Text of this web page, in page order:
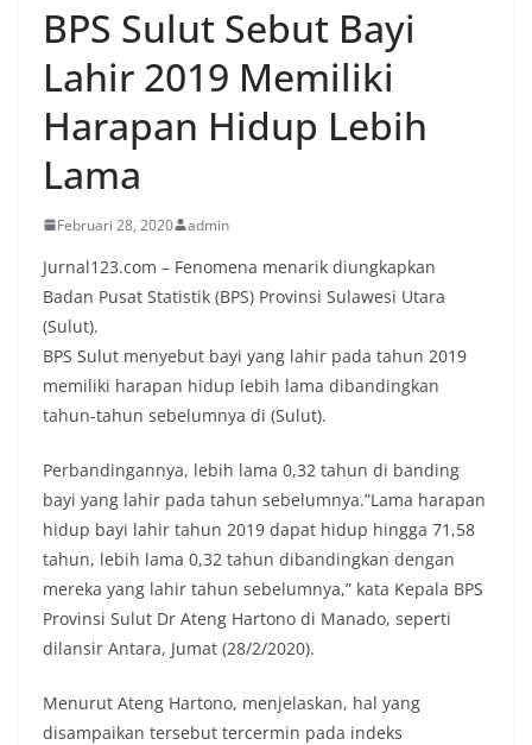
BPS Sulut Sebut Bayi
Lahir 2019 Memiliki
Harapan Hidup Lebih
Lama
Februari 28, 2020 admin
Jurnal123.com – Fenomena menarik diungkapkan
Badan Pusat Statistik (BPS) Provinsi Sulawesi Utara
(Sulut).
BPS Sulut menyebut bayi yang lahir pada tahun 2019
memiliki harapan hidup lebih lama dibandingkan
tahun-tahun sebelumnya di (Sulut).
Perbandingannya, lebih lama 0,32 tahun di banding
bayi yang lahir pada tahun sebelumnya.”Lama harapan
hidup bayi lahir tahun 2019 dapat hidup hingga 71,58
tahun, lebih lama 0,32 tahun dibandingkan dengan
mereka yang lahir tahun sebelumnya,” kata Kepala BPS
Provinsi Sulut Dr Ateng Hartono di Manado, seperti
dilansir Antara, Jumat (28/2/2020).
Menurut Ateng Hartono, menjelaskan, hal yang
disampaikan tersebut tercermin pada indeks